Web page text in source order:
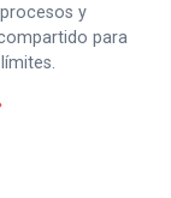
y
para